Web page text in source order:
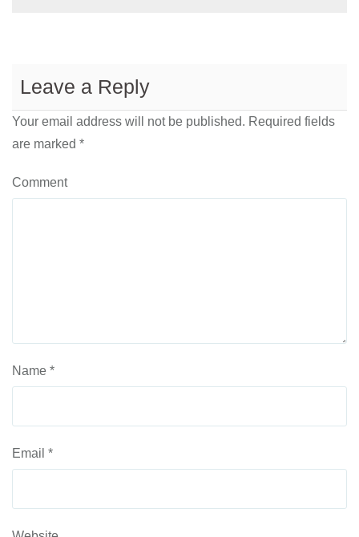
Leave a Reply
Your email address will not be published. Required fields
are marked *
Comment
Name *
Email *